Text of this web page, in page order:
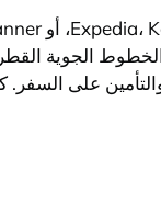
الجوية
والتأمين على